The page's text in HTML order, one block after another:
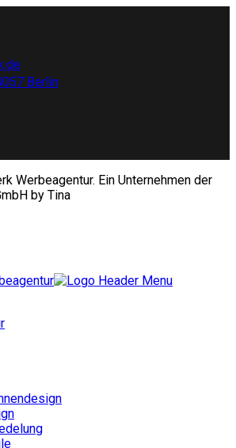
Berlin
Werbeagentur. Ein Unternehmen der
by Tina